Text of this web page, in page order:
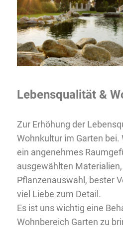
Lebensqualität &
Zur Erhöhung der
Wohnkultur im Garten bei.
ein angenehmes
ausgewählten
Pflanzenauswahl, bester
viel Liebe zum Detail.
Es ist uns wichtig eine
Wohnbereich Garten zu